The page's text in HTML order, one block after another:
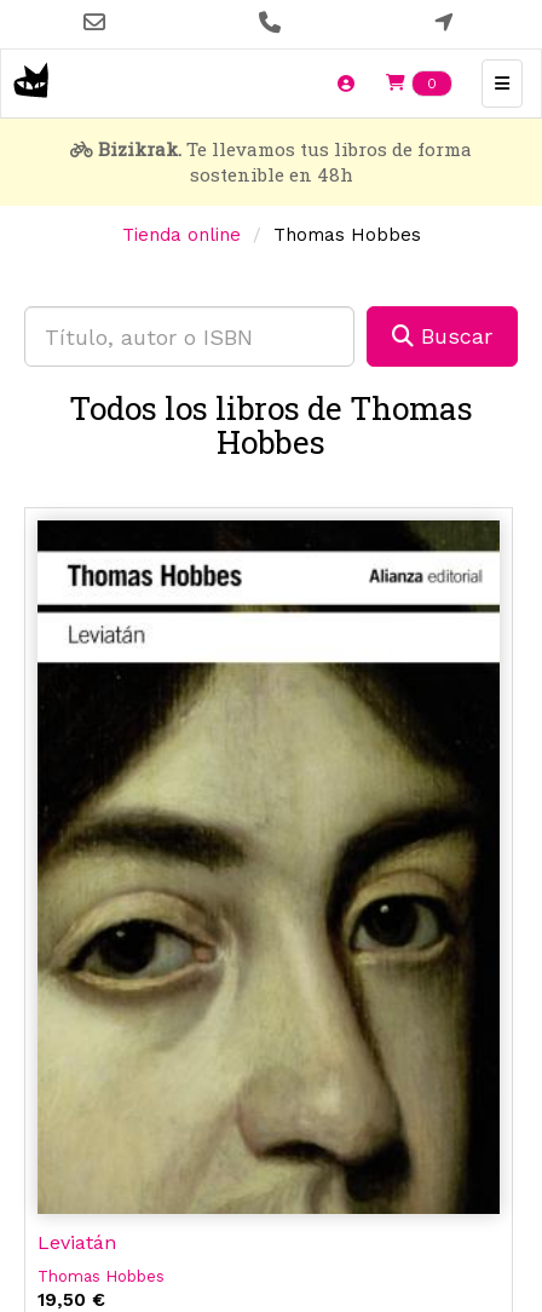
contenido
principal
0 Items en
Bizikrak. Te llevamos tus libros de forma
sostenible en 48h
Tienda online Thomas Hobbes
Buscar
Todos los libros de Thomas
Hobbes
Leviatán
Thomas Hobbes
19,50 €